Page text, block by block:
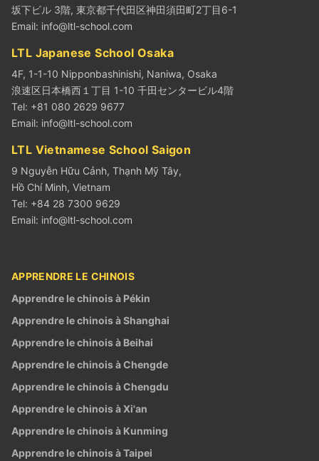
坂下ビル 3階, 東京都千代田区神田須田町2丁目6-1
Email: info@ltl-school.com
LTL Japanese School Osaka
4F, 1-1-10 Nipponbashinishi, Naniwa, Osaka
浪速区日本橋西１丁目 1-10 千田センタービル4階
Tel: +81 080 2629 9677
Email: info@ltl-school.com
LTL Vietnamese School Saigon
9 Nguyễn Hữu Cảnh, Thạnh Mỹ Tây,
Hồ Chí Minh, Vietnam
Tel: +84 28 7300 9629
Email: info@ltl-school.com
APPRENDRE LE CHINOIS
Apprendre le chinois à Pékin
Apprendre le chinois à Shanghai
Apprendre le chinois à Beihai
Apprendre le chinois à Chengde
Apprendre le chinois à Chengdu
Apprendre le chinois à Xi'an
Apprendre le chinois à Kunming
Apprendre le chinois à Taipei